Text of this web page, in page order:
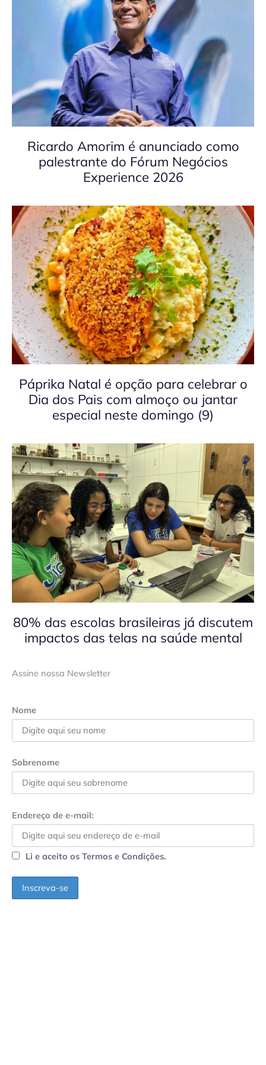
Ricardo Amorim é anunciado como
palestrante do Fórum Negócios
Experience 2026
Páprika Natal é opção para celebrar o
Dia dos Pais com almoço ou jantar
especial neste domingo (9)
80% das escolas brasileiras já discutem
impactos das telas na saúde mental
Assine nossa Newsletter
Nome
Sobrenome
Endereço de e-mail:
Li e aceito os Termos e Condições.